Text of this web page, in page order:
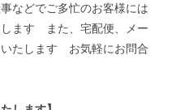
などでご多忙のお客様には
します また、宅配便、メー
いたします お気軽にお問合